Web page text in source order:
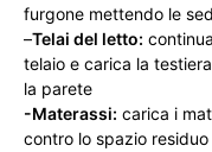
furgone mettendo le
–Telai del letto:
telaio e carica la
la parete
-Materassi: carica i
contro lo spazio